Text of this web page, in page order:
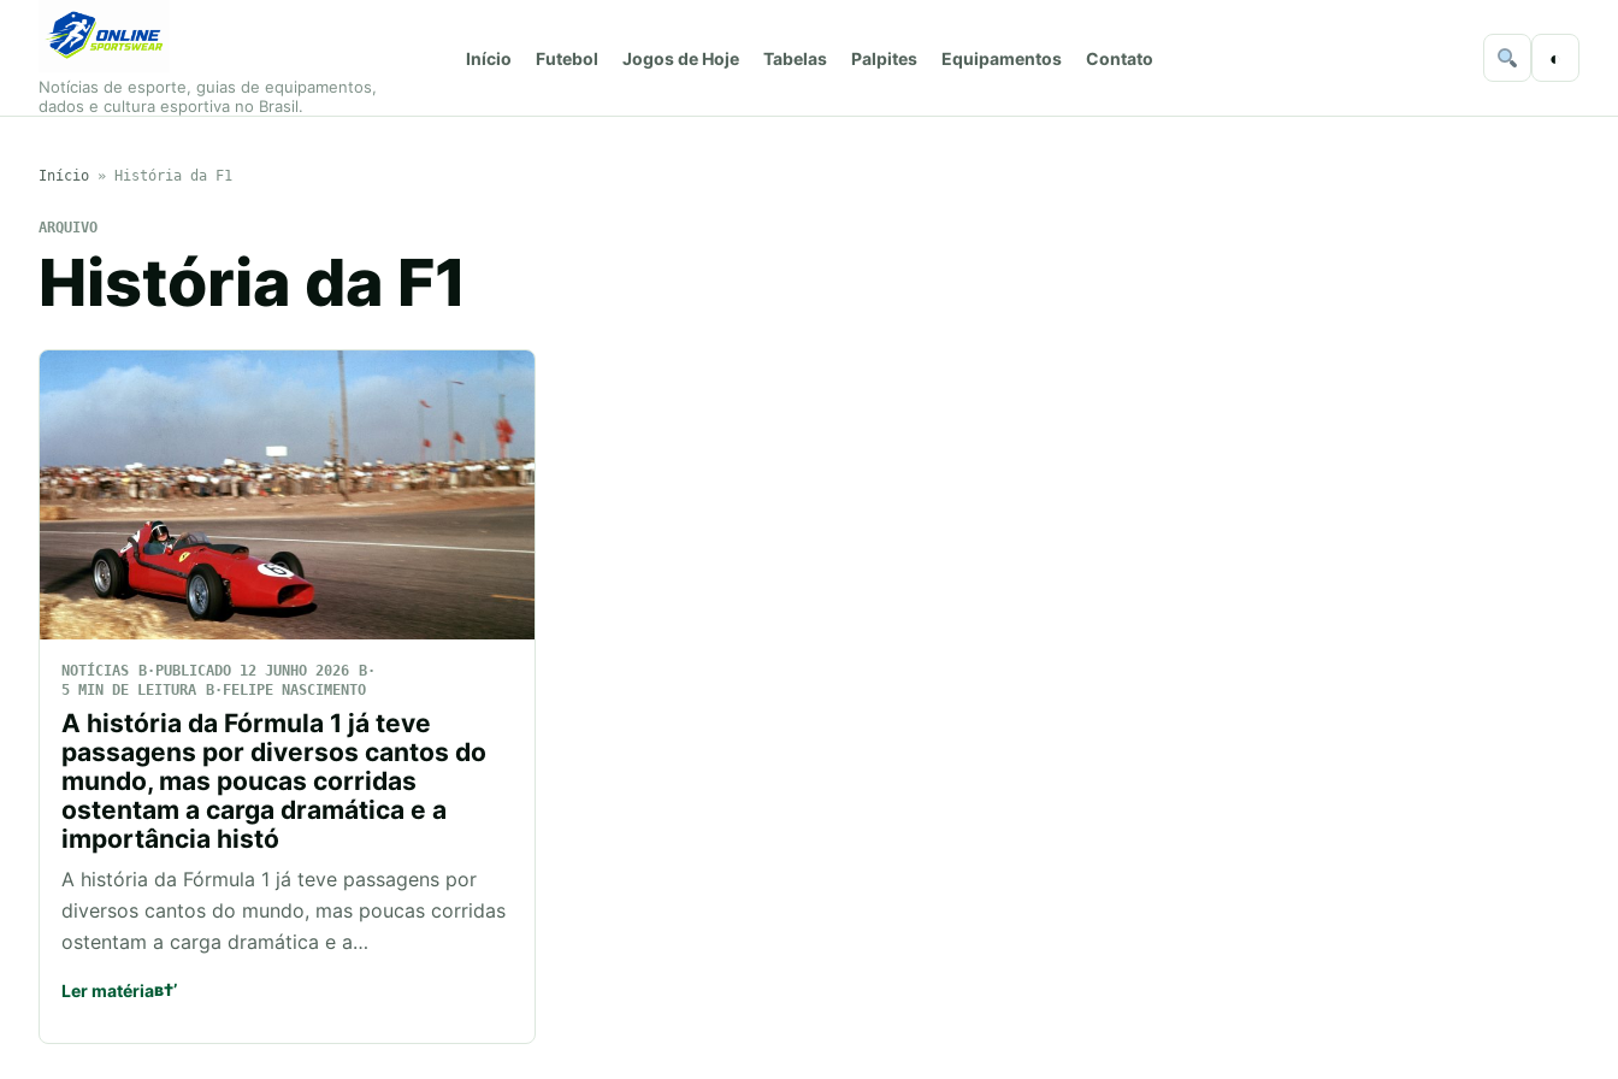
Notícias de esporte, guias de equipamentos,
dados e cultura esportiva no Brasil.
Início Futebol Jogos de Hoje Tabelas Palpites Equipamentos Contato ◐
Início » História da F1
ARQUIVO
História da F1
NOTÍCIAS
PUBLICADO 12 JUNHO 2026
5 MIN DE LEITURA
FELIPE NASCIMENTO
A história da Fórmula 1 já teve
passagens por diversos cantos do
mundo, mas poucas corridas
ostentam a carga dramática e a
importância histó
A história da Fórmula 1 já teve passagens por
diversos cantos do mundo, mas poucas corridas
ostentam a carga dramática e a…
Ler matéria